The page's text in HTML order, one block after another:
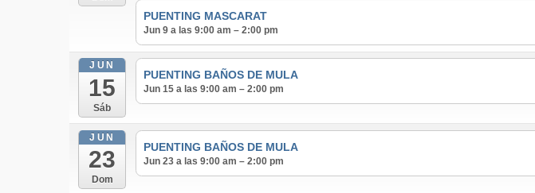
PUENTING MASCARAT
Jun 9 a las 9:00 am – 2:00 pm
JUN
15
Sáb
PUENTING BAÑOS DE MULA
Jun 15 a las 9:00 am – 2:00 pm
JUN
23
Dom
PUENTING BAÑOS DE MULA
Jun 23 a las 9:00 am – 2:00 pm